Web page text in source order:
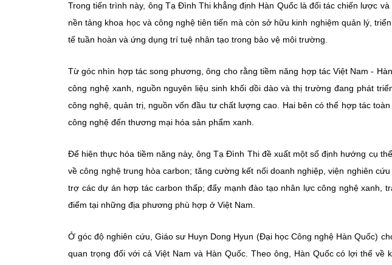
Trong tiến trình này, ông Tạ Đình Thi khẳng định Hàn Quốc là đối tác chiến lược
nền tảng khoa học và công nghệ tiên tiến mà còn sở hữu kinh nghiệm quản lý,
tế tuần hoàn và ứng dụng trí tuệ nhân tạo trong bảo vệ môi trường.
Từ góc nhìn hợp tác song phương, ông cho rằng tiềm năng hợp tác Việt Nam -
công nghệ xanh, nguồn nguyên liệu sinh khối dồi dào và thị trường đang phát
công nghệ, quản trị, nguồn vốn đầu tư chất lượng cao. Hai bên có thể hợp tác
công nghệ đến thương mại hóa sản phẩm xanh.
Để hiện thực hóa tiềm năng này, ông Tạ Đình Thi đề xuất một số định hướng cụ
về công nghệ trung hòa carbon; tăng cường kết nối doanh nghiệp, viện nghiên
trợ các dự án hợp tác carbon thấp; đẩy mạnh đào tạo nhân lực công nghệ xanh,
điểm tại những địa phương phù hợp ở Việt Nam.
Ở góc độ nghiên cứu, Giáo sư Huyn Dong Hyun (Đại học Công nghệ Hàn Quốc)
quan trọng đối với cả Việt Nam và Hàn Quốc. Theo ông, Hàn Quốc có lợi thế về